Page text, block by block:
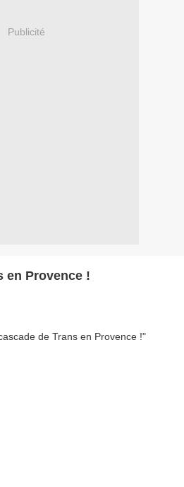
Publicité
en Provence !